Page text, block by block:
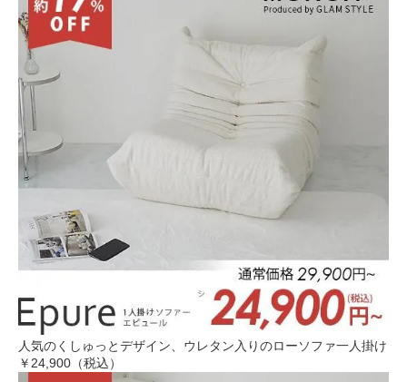
人気のくしゅっとデザイン、ウレタン入りのローソファ一人掛け
￥24,900（税込）